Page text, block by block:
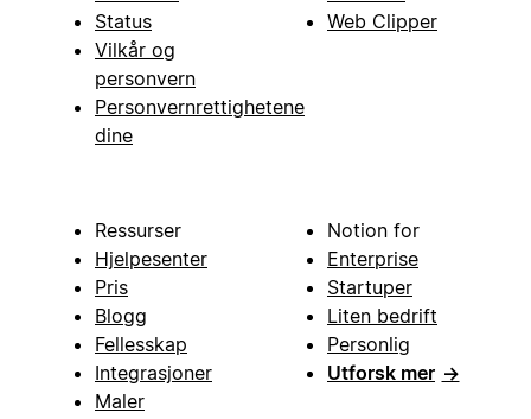
Status
Vilkår og
personvern
Personvernrettighetene
dine
Web Clipper
Ressurser
Hjelpesenter
Pris
Blogg
Fellesskap
Integrasjoner
Maler
Notion for
Enterprise
Startuper
Liten bedrift
Personlig
Utforsk mer →